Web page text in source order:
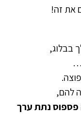
את זה!
בבלוג,
להם,
נתת ערך